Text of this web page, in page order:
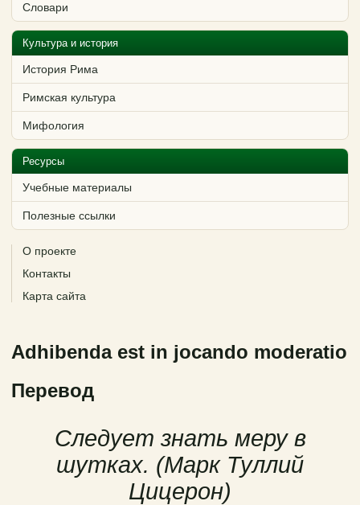
Словари
Культура и история
История Рима
Римская культура
Мифология
Ресурсы
Учебные материалы
Полезные ссылки
О проекте
Контакты
Карта сайта
Adhibenda est in jocando moderatio
Перевод
Следует знать меру в
шутках. (Марк Туллий
Цицерон)